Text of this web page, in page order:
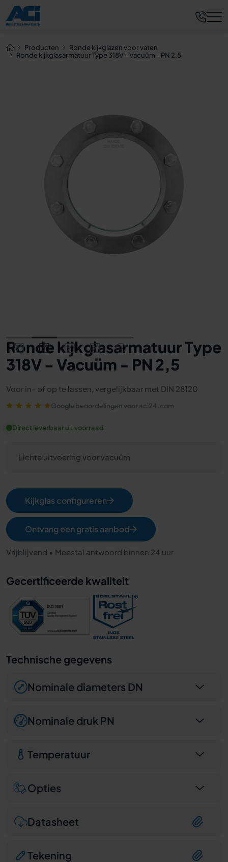
Producten
Ronde kijkglazen voor vaten
Ronde kijkglasarmatuur Type 318V - Vacuüm - PN 2,5
Ronde kijkglasarmatuur Type
318V - Vacuüm - PN 2,5
Voor in- of op te lassen, vergelijkbaar met DIN 28120
Google beoordelingen voor aci24.com
Direct leverbaar uit voorraad
Lichte uitvoering voor vacuüm
Kijkglas configureren
Ontvang een gratis aanbod
Vrijblijvend • Meestal antwoord binnen 24 uur
Gecertificeerde kwaliteit
Technische gegevens
Nominale diameters DN
Nominale druk PN
Temperatuur
Opties
Datasheet
Tekening